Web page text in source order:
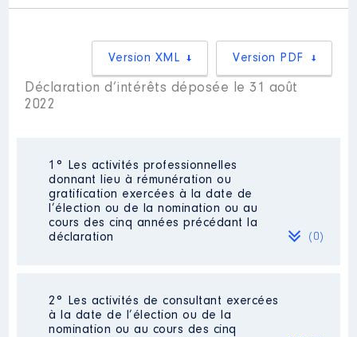
Version PDF
Version XML
Déclaration d’intérêts déposée le 31 août
2022
1° Les activités professionnelles
donnant lieu à rémunération ou
gratification exercées à la date de
l’élection ou de la nomination ou au
cours des cinq années précédant la
déclaration
(0)
Néant
2° Les activités de consultant exercées
à la date de l’élection ou de la
nomination ou au cours des cinq